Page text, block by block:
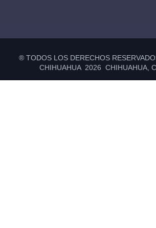
® TODOS LOS DERECHOS
CHIHUAHUA 2026 CHIHUAHUA,